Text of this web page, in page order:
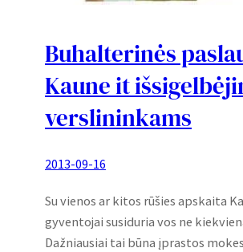
Buhalterinės
Kaune it
verslininkams
2013-09-16
Su vienos ar kitos rūšies apskaita
gyventojai susiduria vos ne
Dažniausiai tai būna įprastos